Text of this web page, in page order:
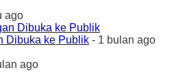
ago
Dibuka ke Publik - 1 bulan ago
ago